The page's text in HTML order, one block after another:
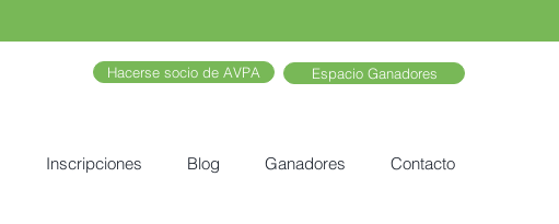
Hacerse socio de AVPA Espacio Ganadores
Inscripciones Blog Ganadores Contacto